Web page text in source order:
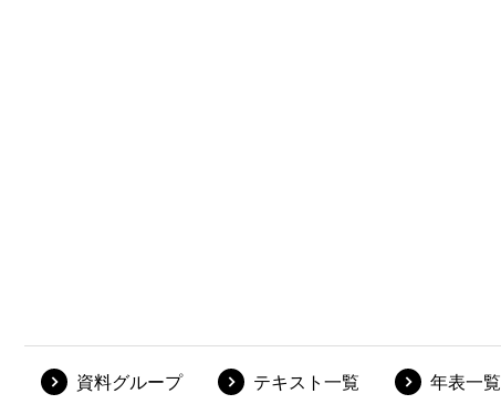
資料グループ テキスト一覧 年表一覧